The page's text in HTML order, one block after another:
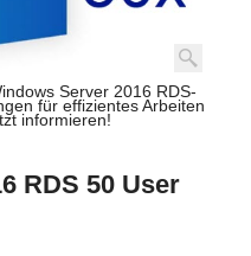
Server 2016 RDS-
für effizientes Arbeiten
informieren!
RDS 50 User